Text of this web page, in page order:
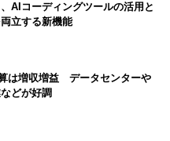
AIコーディングツールの活用と
立する新機能
は増収増益 データセンターや
どが好調